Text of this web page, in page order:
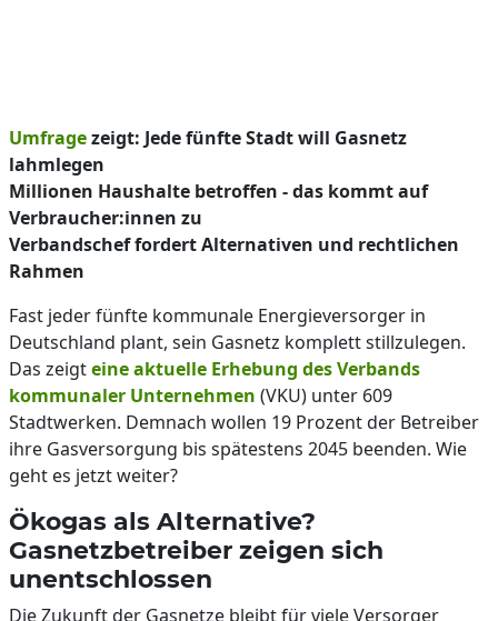
Umfragezeigt: Jede fünfte Stadt will Gasnetz
lahmlegen
Millionen Haushalte betroffen - das kommt auf
Verbraucher:innen zu
Verbandschef fordert Alternativen und rechtlichen
Rahmen
Fast jeder fünfte kommunale Energieversorger in
Deutschland plant, sein Gasnetz komplett stillzulegen.
Das zeigteine aktuelle Erhebung des Verbands
kommunaler Unternehmen (VKU) unter 609
Stadtwerken. Demnach wollen 19 Prozent der Betreiber
ihre Gasversorgung bis spätestens 2045 beenden. Wie
geht es jetzt weiter?
Ökogas als Alternative?
Gasnetzbetreiber zeigen sich
unentschlossen
Die Zukunft der Gasnetze bleibt für viele Versorger